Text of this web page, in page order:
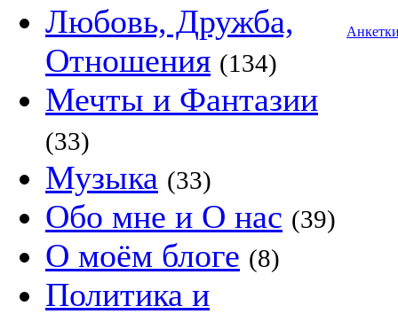
Любовь, Дружба,
Отношения (134)
Мечты и Фантазии
(33)
Музыка (33)
Обо мне и О нас (39)
О моём блоге (8)
Политика и